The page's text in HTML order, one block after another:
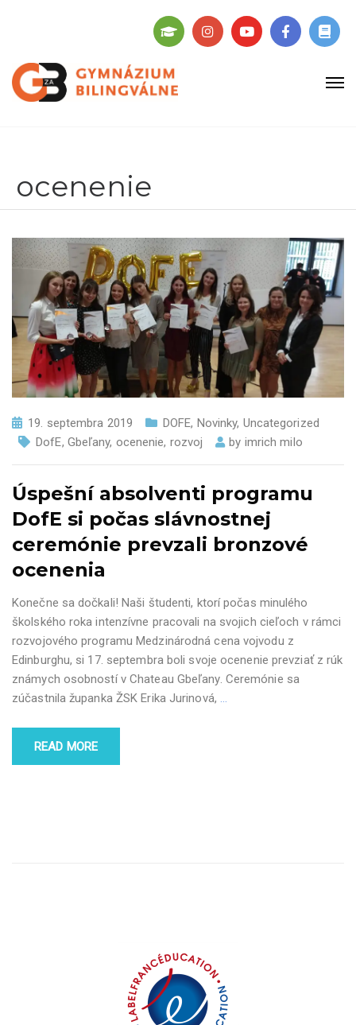
ocenenie
19. septembra 2019 DOFE, Novinky, Uncategorized
DofE, Gbeľany, ocenenie, rozvoj by imrich milo
Úspešní absolventi programu
DofE si počas slávnostnej
ceremónie prevzali bronzové
ocenenia
Konečne sa dočkali! Naši študenti, ktorí počas minulého
školského roka intenzívne pracovali na svojich cieľoch v rámci
rozvojového programu Medzinárodná cena vojvodu z
Edinburghu, si 17. septembra boli svoje ocenenie prevziať z rúk
známych osobností v Chateau Gbeľany. Ceremónie sa
zúčastnila županka ŽSK Erika Jurinová, …
READ MORE